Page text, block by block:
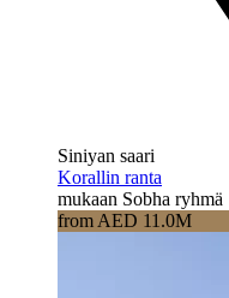
Siniyan saari
Korallin ranta
mukaan Sobha ryhmä
from AED 11.0M